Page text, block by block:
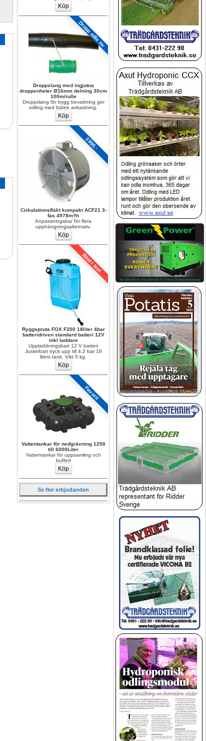
Dropp odla nu
Droppslang med ingjutna
droppenheter Ø16mm delning 30cm
100m/rulle
Droppslang för trygg bevattning ger
odling med bättre avkastning.
3990.-
Cirkulationsfläkt kompakt ACF21 3-
fas 4978m³/h
Anpassningsbar för flera
upphängningsalternativ.
Bäst i test
Ryggspruta FOX F200 18liter 4bar
batteridriven standard batteri 12V
inkl laddare
Uppladdningsbart 12 V batteri
Justerbart tryck upp till 4,2 bar 18
liters tank. Vikt 5 kg.
Favorit
Vattentankar för nedgrävning 1250
till 6000Liter
Vattentankar för uppsamling och
buffert
Se fler erbjudanden